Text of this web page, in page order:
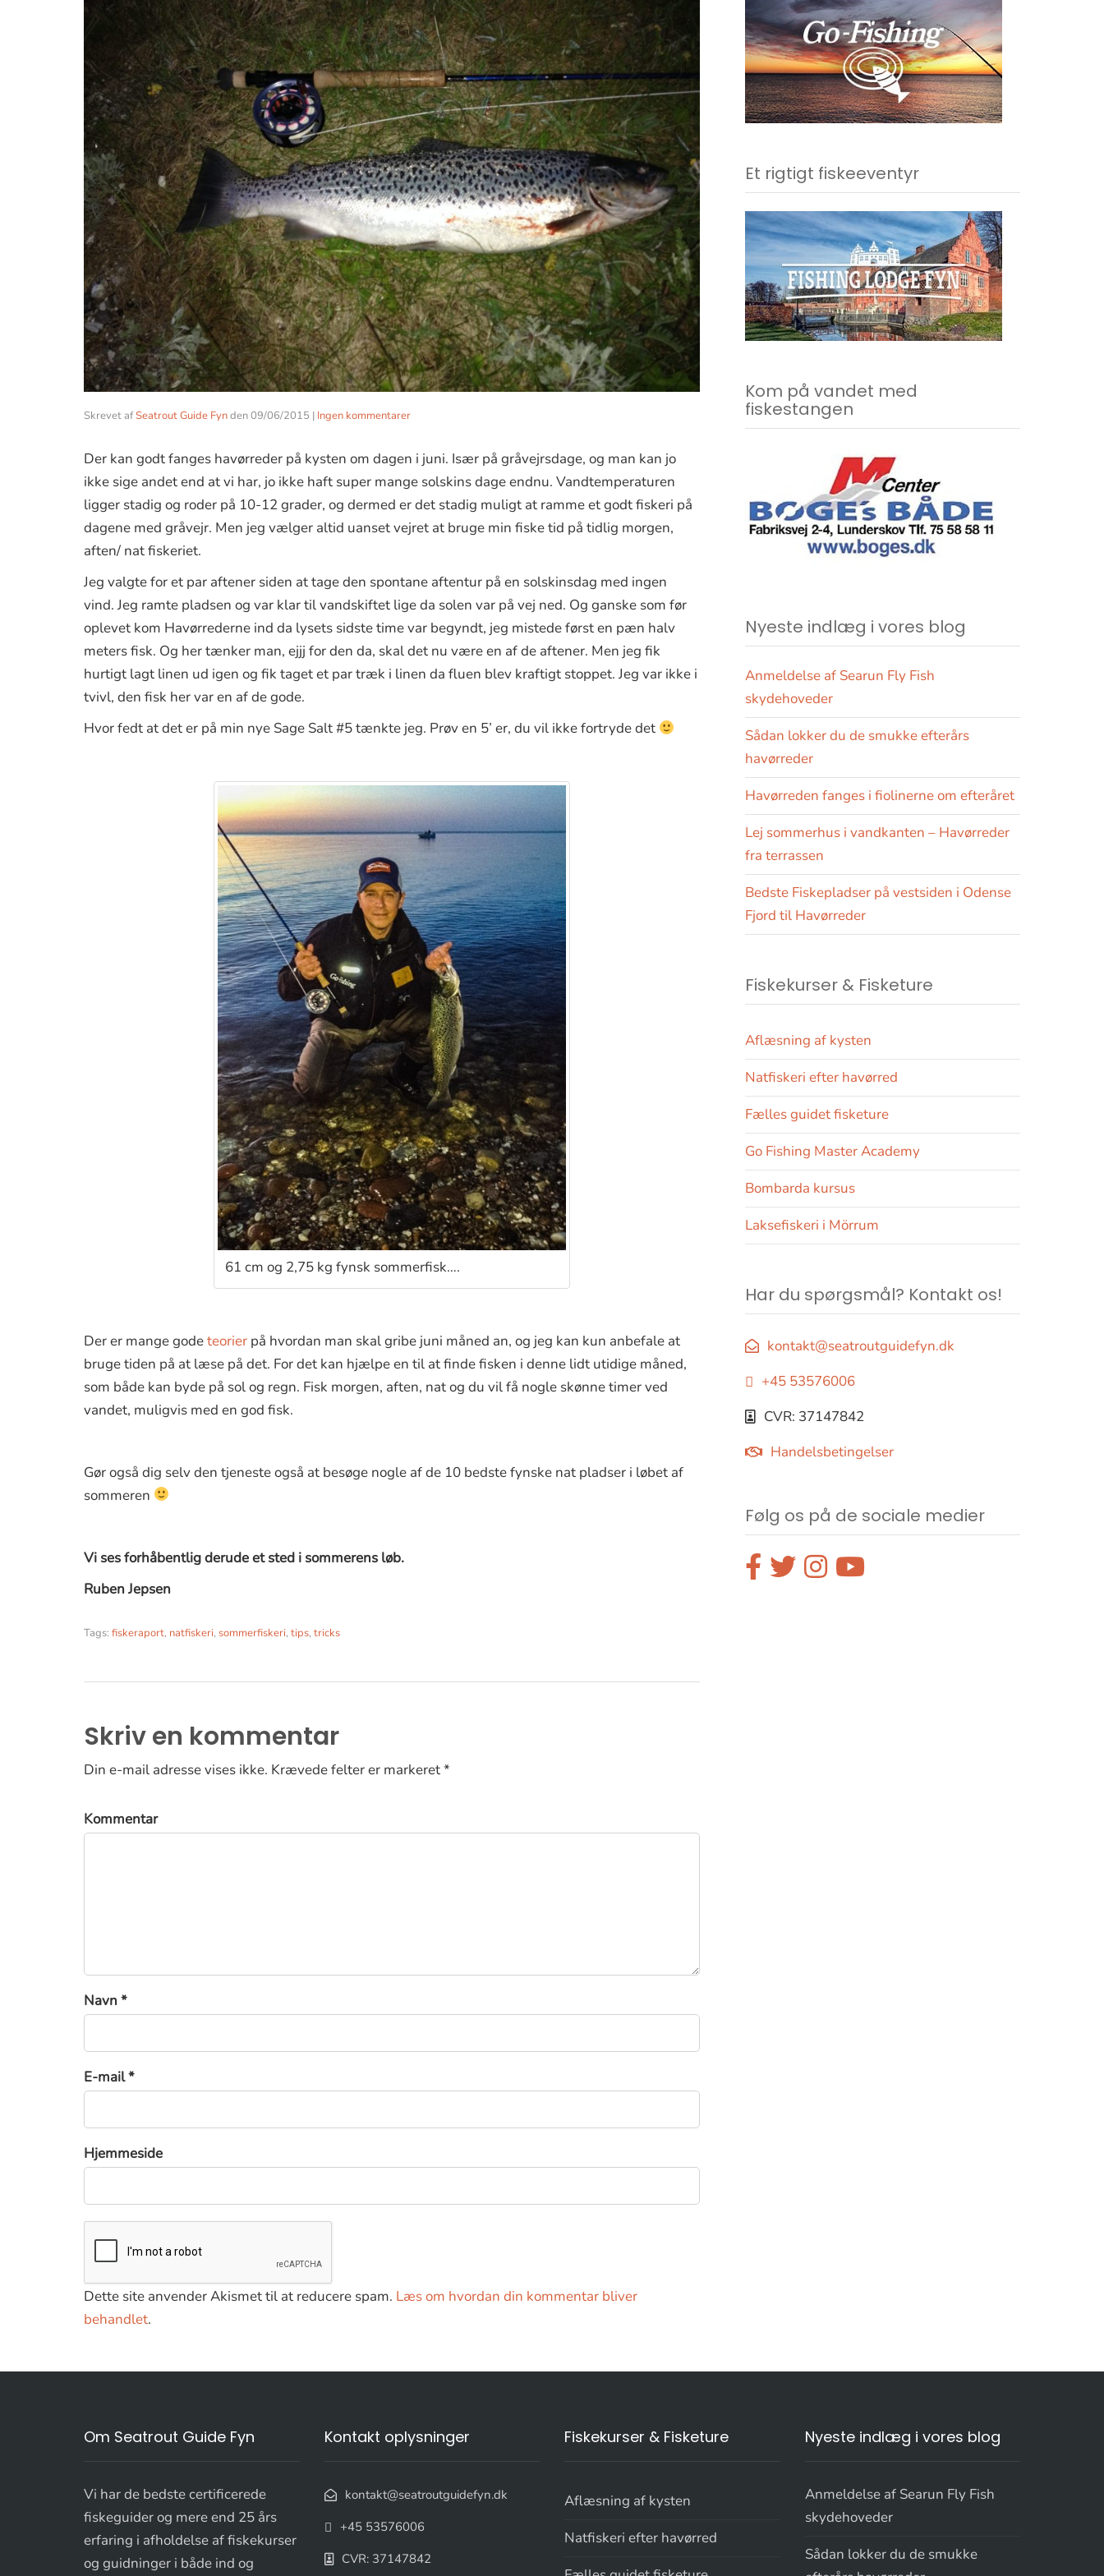
Skrevet afSeatrout Guide Fynden09/06/2015 | Ingen kommentarer
Der kan godt fanges havørreder på kysten om dagen i juni. Især på gråvejrsdage, og man kan jo
ikke sige andet end at vi har, jo ikke haft super mange solskins dage endnu. Vandtemperaturen
ligger stadig og roder på 10-12 grader, og dermed er det stadig muligt at ramme et godt fiskeri på
dagene med gråvejr. Men jeg vælger altid uanset vejret at bruge min fiske tid på tidlig morgen,
aften/ nat fiskeriet.
Jeg valgte for et par aftener siden at tage den spontane aftentur på en solskinsdag med ingen
vind. Jeg ramte pladsen og var klar til vandskiftet lige da solen var på vej ned. Og ganske som før
oplevet kom Havørrederne ind da lysets sidste time var begyndt, jeg mistede først en pæn halv
meters fisk. Og her tænker man, ejjj for den da, skal det nu være en af de aftener. Men jeg fik
hurtigt lagt linen ud igen og fik taget et par træk i linen da fluen blev kraftigt stoppet. Jeg var ikke i
tvivl, den fisk her var en af de gode.
Hvor fedt at det er på min nye Sage Salt #5 tænkte jeg. Prøv en 5’ er, du vil ikke fortryde det
61 cm og 2,75 kg fynsk sommerfisk….
Der er mange godeteorier på hvordan man skal gribe juni måned an, og jeg kan kun anbefale at
bruge tiden på at læse på det. For det kan hjælpe en til at finde fisken i denne lidt utidige måned,
som både kan byde på sol og regn. Fisk morgen, aften, nat og du vil få nogle skønne timer ved
vandet, muligvis med en god fisk.
Gør også dig selv den tjeneste også at besøge nogle af de 10 bedste fynske nat pladser i løbet af
sommeren
Vi ses forhåbentlig derude et sted i sommerens løb.
Ruben Jepsen
Tags: fiskeraport, natfiskeri, sommerfiskeri, tips, tricks
Skriv en kommentar
Din e-mail adresse vises ikke. Krævede felter er markeret *
Kommentar
Navn *
E-mail *
Hjemmeside
Dette site anvender Akismet til at reducere spam. Læs om hvordan din kommentar bliver
behandlet.
Et rigtigt fiskeeventyr
Kom på vandet med
fiskestangen
Nyeste indlæg i vores blog
Anmeldelse af Searun Fly Fish
skydehoveder
Sådan lokker du de smukke efterårs
havørreder
Havørreden fanges i fiolinerne om efteråret
Lej sommerhus i vandkanten – Havørreder
fra terrassen
Bedste Fiskepladser på vestsiden i Odense
Fjord til Havørreder
Fiskekurser & Fisketure
Aflæsning af kysten
Natfiskeri efter havørred
Fælles guidet fisketure
Go Fishing Master Academy
Bombarda kursus
Laksefiskeri i Mörrum
Har du spørgsmål? Kontakt os!
kontakt@seatroutguidefyn.dk
+45 53576006
CVR: 37147842
Handelsbetingelser
Følg os på de sociale medier
Om Seatrout Guide Fyn
Vi har de bedste certificerede
fiskeguider og mere end 25 års
erfaring i afholdelse af fiskekurser
og guidninger i både ind og
Kontakt oplysninger
kontakt@seatroutguidefyn.dk
+45 53576006
CVR: 37147842
Fiskekurser & Fisketure
Aflæsning af kysten
Natfiskeri efter havørred
Nyeste indlæg i vores blog
Anmeldelse af Searun Fly Fish
skydehoveder
Sådan lokker du de smukke